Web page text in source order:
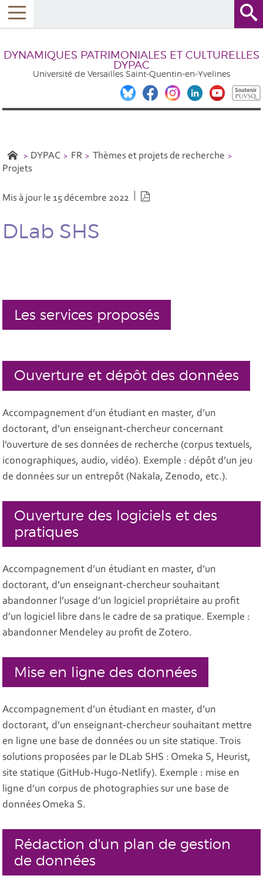
DYNAMIQUES PATRIMONIALES ET CULTURELLES
DYPAC
Université de Versailles Saint-Quentin-en-Yvelines
DYPAC FR
Thèmes et projets de recherche
Projets
Mis à jour le 15 décembre 2022
DLab SHS
Les services proposés
Ouverture et dépôt des données
Accompagnement d’un étudiant en master, d’un
doctorant, d’un enseignant-chercheur concernant
l’ouverture de ses données de recherche (corpus textuels,
iconographiques, audio, vidéo). Exemple : dépôt d’un jeu
de données sur un entrepôt (Nakala, Zenodo, etc.).
Ouverture des logiciels et des
pratiques
Accompagnement d’un étudiant en master, d’un
doctorant, d’un enseignant-chercheur souhaitant
abandonner l’usage d’un logiciel propriétaire au profit
d’un logiciel libre dans le cadre de sa pratique. Exemple :
abandonner Mendeley au profit de Zotero.
Mise en ligne des données
Accompagnement d’un étudiant en master, d’un
doctorant, d’un enseignant-chercheur souhaitant mettre
en ligne une base de données ou un site statique. Trois
solutions proposées par le DLab SHS : Omeka S, Heurist,
site statique (GitHub-Hugo-Netlify). Exemple : mise en
ligne d’un corpus de photographies sur une base de
données Omeka S.
Rédaction d'un plan de gestion
de données